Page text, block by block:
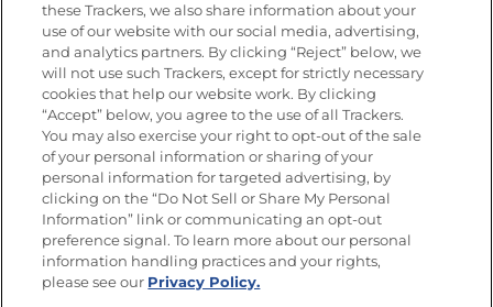
Únete a La Cocina Goya®
Recibe Nuevas Recetas, Ofertas Especiales y
Promociones
Email(Obligatorio)
SÍGUENOS EN LAS REDES SOCIALES
these Trackers, we also share information about your
use of our website with our social media, advertising,
and analytics partners. By clicking “Reject” below, we
will not use such Trackers, except for strictly necessary
cookies that help our website work. By clicking
“Accept” below, you agree to the use of all Trackers.
You may also exercise your right to opt-out of the sale
of your personal information or sharing of your
personal information for targeted advertising, by
clicking on the “Do Not Sell or Share My Personal
Information” link or communicating an opt-out
preference signal. To learn more about our personal
information handling practices and your rights,
please see our Privacy Policy.